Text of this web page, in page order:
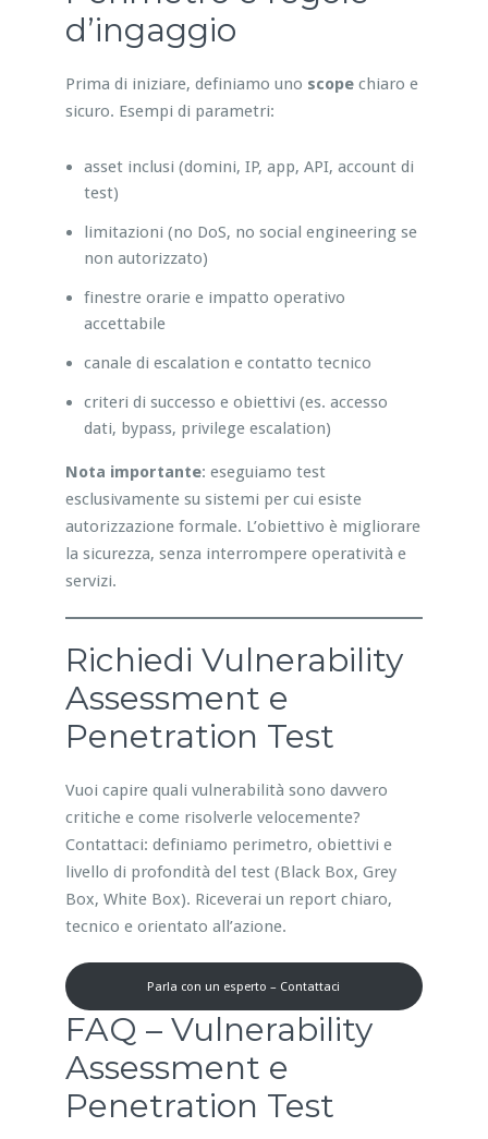
d’ingaggio
Prima di iniziare, definiamo uno scopechiaro e
sicuro. Esempi di parametri:
asset inclusi (domini, IP, app, API, account di
test)
limitazioni (no DoS, no social engineering se
non autorizzato)
finestre orarie e impatto operativo
accettabile
canale di escalation e contatto tecnico
criteri di successo e obiettivi (es. accesso
dati, bypass, privilege escalation)
Nota importante: eseguiamo test
esclusivamente su sistemi per cui esiste
autorizzazione formale. L’obiettivo è migliorare
la sicurezza, senza interrompere operatività e
servizi.
Richiedi Vulnerability
Assessment e
Penetration Test
Vuoi capire quali vulnerabilità sono davvero
critiche e come risolverle velocemente?
Contattaci: definiamo perimetro, obiettivi e
livello di profondità del test (Black Box, Grey
Box, White Box). Riceverai un report chiaro,
tecnico e orientato all’azione.
Parla con un esperto – Contattaci
FAQ – Vulnerability
Assessment e
Penetration Test